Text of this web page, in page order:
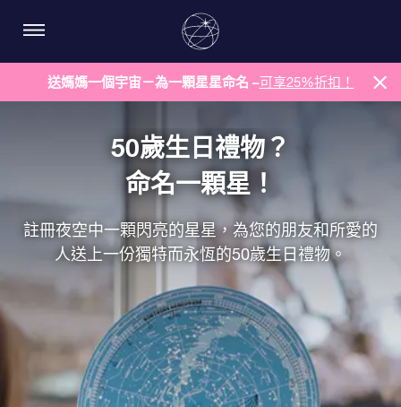
送媽媽一個宇宙－為一顆星星命名 –可享25%折扣！
50歲生日禮物？
命名一顆星！
註冊夜空中一顆閃亮的星星，為您的朋友和所愛的
人送上一份獨特而永恆的50歲生日禮物。